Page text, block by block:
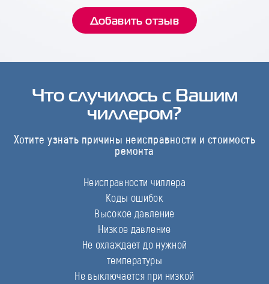
Добавить отзыв
Что случилось с Вашим
чиллером?
Хотите узнать причины неисправности и стоимость
ремонта
Неисправности чиллера
Коды ошибок
Высокое давление
Низкое давление
Не охлаждает до нужной
температуры
Не выключается при низкой